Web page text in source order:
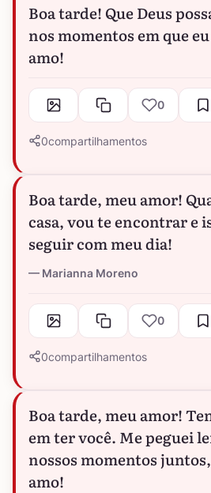
Boa tarde! Que Deus
nos momentos em que
amo!
0
0compartilhamentos
Boa tarde, meu amor!
casa, vou te encontrar e
seguir com meu dia!
Marianna Moreno
0
0compartilhamentos
Boa tarde, meu amor!
em ter você. Me peguei
nossos momentos
amo!